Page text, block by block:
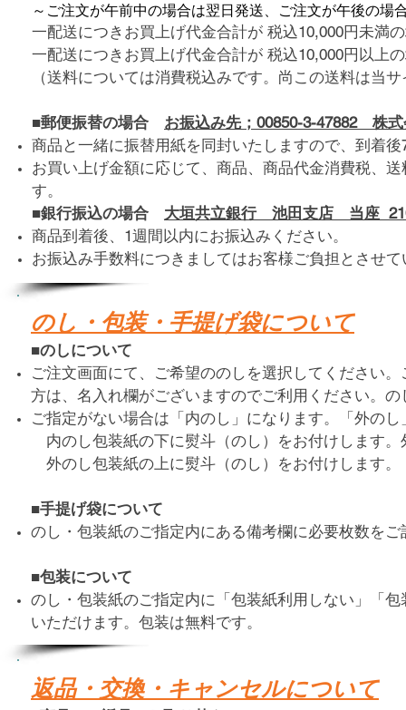
～ご注文が午前中の場合は翌日発送、ご注文が午後の場
一配送につきお買上げ代金合計が 税込10,000円未
一配送につきお買上げ代金合計が 税込10,000円以
（送料については消費税込みです。尚この送料は当
■郵便振替の場合 お振込み先；00850-3-47882 株
商品と一緒に振替用紙を同封いたしますので、到着
お買い上げ金額に応じて、商品、商品代金消費税、
す。​
■銀行振込の場合 大垣共立銀行 池田支店 当座
商品到着後、1週間以内にお振込みください。
お振込み手数料につきましてはお客様ご負担とさせ
のし・包装・手提げ袋について
■のしについて
ご注文画面にて、ご希望ののしを選択してください
方は、名入れ欄がございますのでご利用ください。の
ご指定がない場合は「内のし」になります。「外の
内のし包装紙の下に熨斗（のし）をお付けします
外のし包装紙の上に熨斗（のし）をお付けします。
■手提げ袋について
のし・包装紙のご指定内にある備考欄に必要枚数を
■包装について
のし・包装紙のご指定内に「包装紙利用しない」「
いただけます。包装は無料です。
返品・交換・キャンセルについて